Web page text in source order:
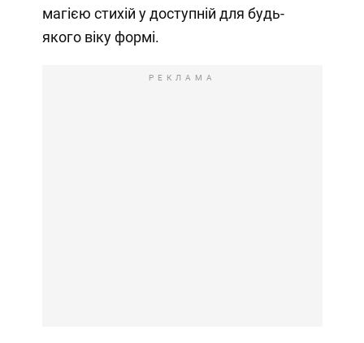
магією стихій у доступній для будь-
якого віку формі.
РЕКЛАМА